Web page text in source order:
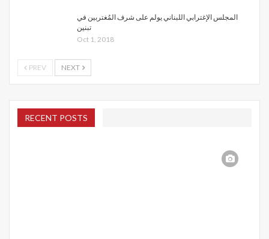
المجلس الإغترابي اللبناني يولم على شرف المُغتربين في
تبنين
Oct 1, 2018
PREV NEXT
RECENT POSTS